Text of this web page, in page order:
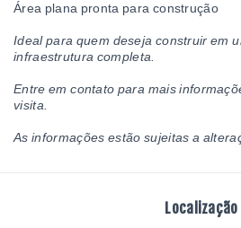
Área plana pronta para construção
Ideal para quem deseja construir em
infraestrutura completa.
Entre em contato para mais
visita.
As informações estão sujeitas a
Localização